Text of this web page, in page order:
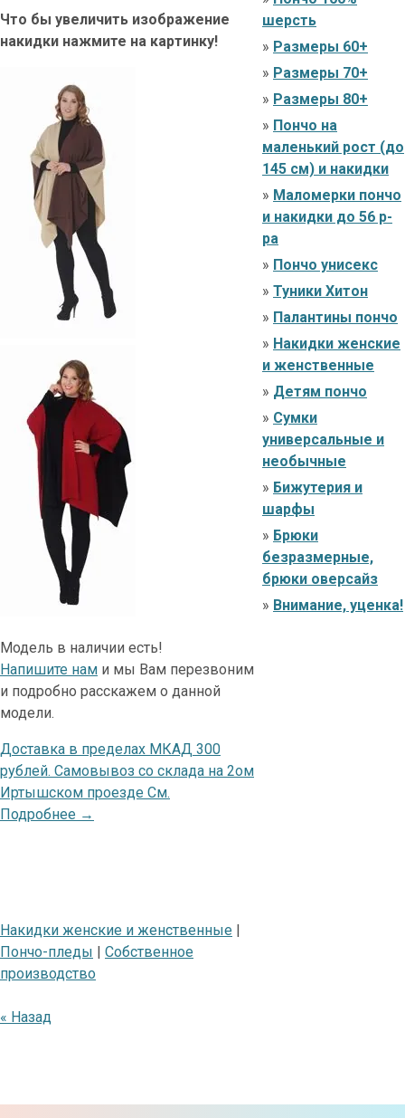
Что бы увеличить изображение
накидки нажмите на картинку!
Модель в наличии есть!
Напишите нам и мы Вам перезвоним
и подробно расскажем о данной
модели.
Доставка в пределах МКАД 300
рублей. Самовывоз со склада на 2ом
Иртышском проезде См.
Подробнее →
Накидки женские и женственные |
Пончо-пледы | Собственное
производство
шерсть
» Размеры 60+
» Размеры 70+
» Размеры 80+
» Пончо на
маленький рост (до
145 см) и накидки
» Маломерки пончо
и накидки до 56 р-
ра
» Пончо унисекс
» Туники Хитон
» Палантины пончо
» Накидки женские
и женственные
» Детям пончо
» Сумки
универсальные и
необычные
» Бижутерия и
шарфы
» Брюки
безразмерные,
брюки оверсайз
» Внимание, уценка!
« Назад